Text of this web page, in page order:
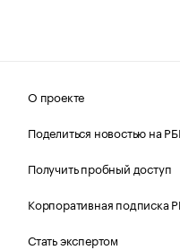
О проекте
Поделиться новостью на
Получить пробный доступ
Корпоративная подписка
Стать экспертом